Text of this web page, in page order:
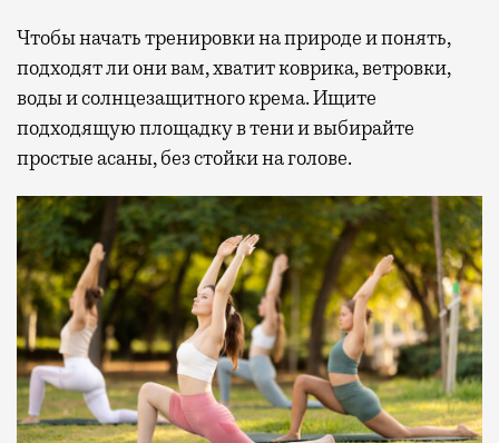
Чтобы начать тренировки на природе и понять,
подходят ли они вам, хватит коврика, ветровки,
воды и солнцезащитного крема. Ищите
подходящую площадку в тени и выбирайте
простые асаны, без стойки на голове.